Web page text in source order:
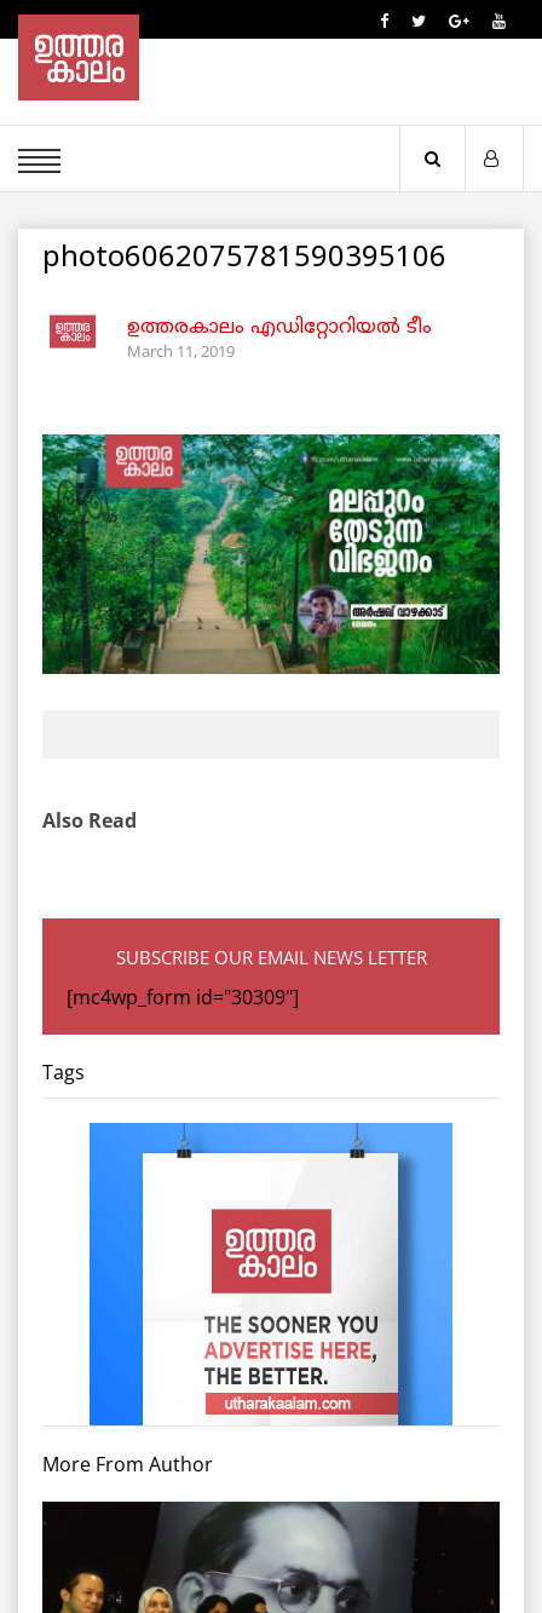
photo6062075781590395106
ഉത്തരകാലം എഡിറ്റോറിയല്‍ ടീം
March 11, 2019
Also Read
SUBSCRIBE OUR EMAIL NEWS LETTER
[mc4wp_form id="30309"]
Tags
More From Author